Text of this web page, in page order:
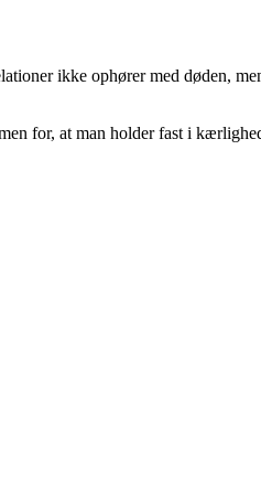
ikke ophører med døden,
for, at man holder fast i